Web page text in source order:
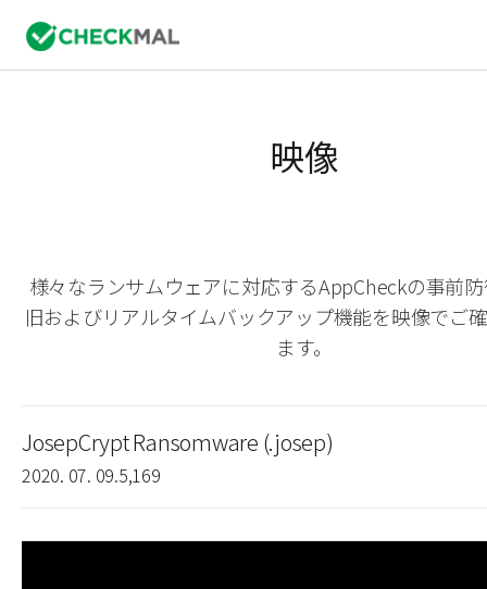
映像
様々なランサムウェアに対応するAppCheckの事前
旧およびリアルタイムバックアップ機能を映像でご
ます。
JosepCrypt Ransomware (.josep)
2020. 07. 09.5,169